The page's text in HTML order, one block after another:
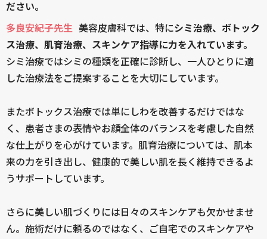
ださい。
多良安紀子先生 美容皮膚科では、特にシミ治療、ボトック
ス治療、肌育治療、スキンケア指導に力を入れています。
シミ治療ではシミの種類を正確に診断し、一人ひとりに適
した治療法をご提案することを大切にしています。
またボトックス治療では単にしわを改善するだけではな
く、患者さまの表情やお顔全体のバランスを考慮した自然
な仕上がりを心がけています。肌育治療については、肌本
来の力を引き出し、健康的で美しい肌を長く維持できるよ
うサポートしています。
さらに美しい肌づくりには日々のスキンケアも欠かせませ
ん。施術だけに頼るのではなく、ご自宅でのスキンケアや